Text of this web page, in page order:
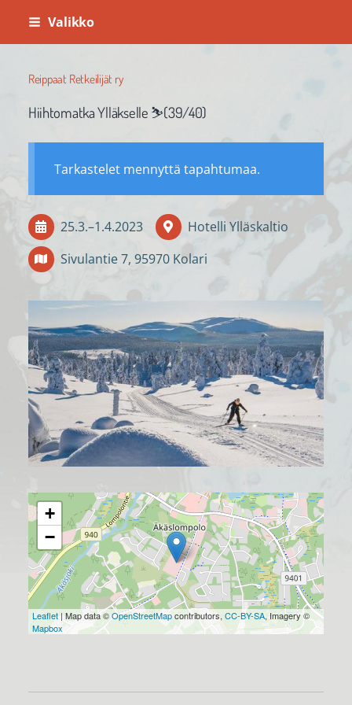
Siirry
sivun
Valikko
Reippaat Retkeilijät ry
Hiihtomatka Ylläkselle ⛷️(39/40)
Tarkastelet mennyttä tapahtumaa.
25.3.–1.4.2023
Hotelli Ylläskaltio
Sivulantie 7, 95970 Kolari
+
−
Leaflet| Map data ©OpenStreetMapcontributors, CC-BY-SA, Imagery ©
Mapbox